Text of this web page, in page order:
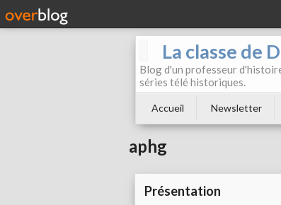
La classe de
Blog d'un professeur
séries télé historiques.
Accueil Newsletter
aphg
Présentation